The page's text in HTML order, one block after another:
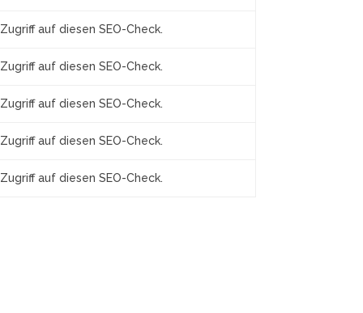
auf diesen SEO-Check.
auf diesen SEO-Check.
auf diesen SEO-Check.
auf diesen SEO-Check.
auf diesen SEO-Check.